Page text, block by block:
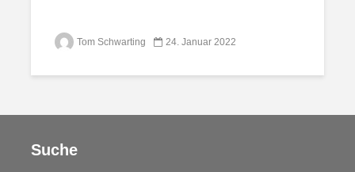
Tom Schwarting 24. Januar 2022
Suche